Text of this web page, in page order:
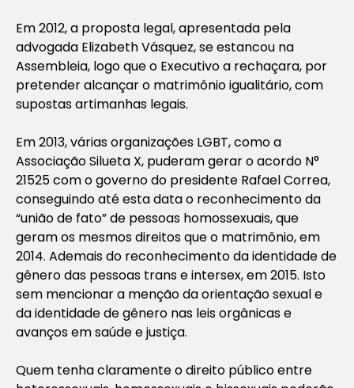
Em 2012, a proposta legal, apresentada pela
advogada Elizabeth Vásquez, se estancou na
Assembleia, logo que o Executivo a rechaçara, por
pretender alcançar o matrimônio igualitário, com
supostas artimanhas legais.
Em 2013, várias organizações LGBT, como a
Associação Silueta X, puderam gerar o acordo N°
21525 com o governo do presidente Rafael Correa,
conseguindo até esta data o reconhecimento da
“união de fato” de pessoas homossexuais, que
geram os mesmos direitos que o matrimônio, em
2014. Ademais do reconhecimento da identidade de
gênero das pessoas trans e intersex, em 2015. Isto
sem mencionar a menção da orientação sexual e
da identidade de gênero nas leis orgânicas e
avanços em saúde e justiça.
Quem tenha claramente o direito público entre